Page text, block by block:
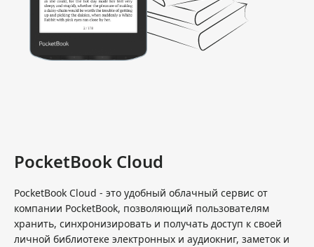
PocketBook Cloud
PocketBook Cloud - это удобный облачный сервис от
компании PocketBook, позволяющий пользователям
хранить, синхронизировать и получать доступ к своей
личной библиотеке электронных и аудиокниг, заметок и